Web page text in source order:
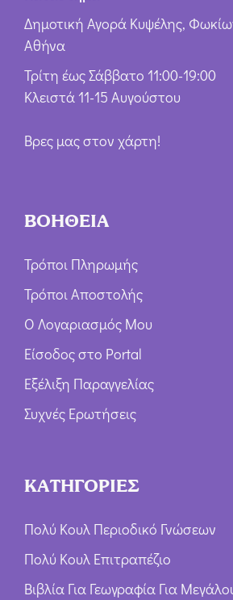
Δημοτική Αγορά Κυψέλης,
Αθήνα
Τρίτη έως Σάββατο 11:00-19:00
Κλειστά 11-15 Αυγούστου
Βρες μας στον χάρτη!
ΒΟΗΘΕΙΑ
Τρόποι Πληρωμής
Τρόποι Αποστολής
Ο Λογαριασμός Μου
Είσοδος στο Portal
Εξέλιξη Παραγγελίας
Συχνές Ερωτήσεις
ΚΑΤΗΓΟΡΙΕΣ
Πολύ Κουλ Περιοδικό Γνώσεων
Πολύ Κουλ Επιτραπέζιο
Βιβλία Για Γεωγραφία Για